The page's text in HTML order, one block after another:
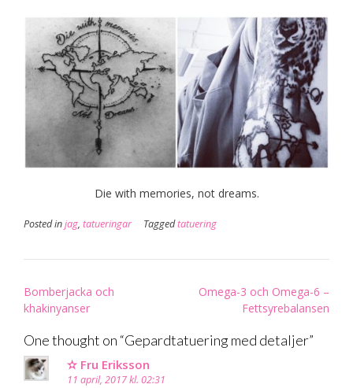
Die with memories, not dreams.
Posted injag, tatueringar Taggedtatuering
Post
navigation
Bomberjacka och
khakinyanser
Omega-3 och Omega-6 –
Fettsyrebalansen
One thought on “Gepardtatuering med detaljer”
✫ Fru Eriksson
11 april, 2017 kl. 02:31